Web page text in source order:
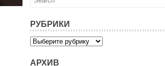
РУБРИКИ
Рубрики
АРХИВ